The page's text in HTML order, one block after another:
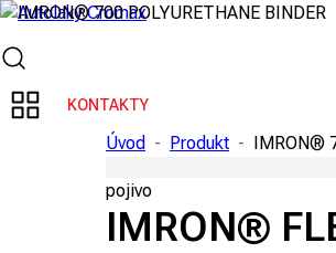
KONTAKTY
Úvod - Produkt - IMRON®
pojivo
IMRON®